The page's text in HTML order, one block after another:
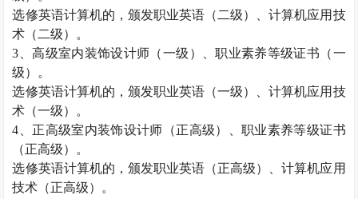
选修英语计算机的，颁发职业英语（二级）、计算机应用技
术（二级）。
3、高级室内装饰设计师 （一级）、职业素养等级证书（一
级）。
选修英语计算机的，颁发职业英语（一级）、计算机应用技
术（一级）。
4、正高级室内装饰设计师 （正高级）、职业素养等级证书
（正高级）。
选修英语计算机的，颁发职业英语（正高级）、计算机应用
技术（正高级）。